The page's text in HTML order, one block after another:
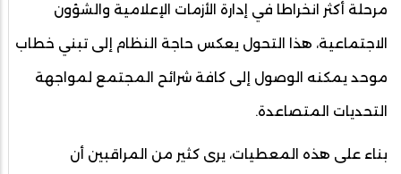
مرحلة أكثر انخراطا في إدارة الأزمات الإعلامية والشؤون
الاجتماعية، هذا التحول يعكس حاجة النظام إلى تبني خطاب
موحد يمكنه الوصول إلى كافة شرائح المجتمع لمواجهة
التحديات المتصاعدة.
بناء على هذه المعطيات، يرى كثير من المراقبين أن